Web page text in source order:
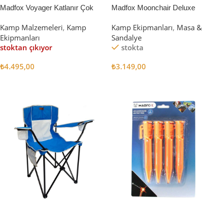
Madfox Voyager Katlanır Çok
[Vagon] BLACK
Kamp Malzemeleri, Kamp
Ekipmanları
stoktan çıkıyor
₺4.495,00
Madfox Moonchair Deluxe
Siyah/Gri
Kamp Ekipmanları, Masa &
Sandalye
stokta
₺3.149,00